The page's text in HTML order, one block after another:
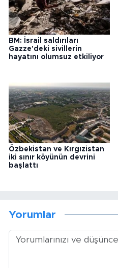
BM: İsrail saldırıları
Gazze'deki sivillerin
hayatını olumsuz etkiliyor
Özbekistan ve Kırgızistan
iki sınır köyünün devrini
başlattı
Yorumlar